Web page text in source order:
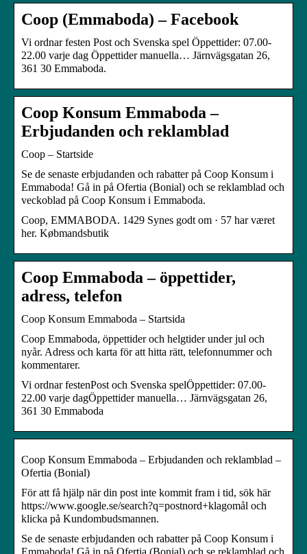
Coop (Emmaboda) – Facebook
Vi ordnar festen Post och Svenska spel Öppettider: 07.00-
22.00 varje dag Öppettider manuella… Järnvägsgatan 26,
361 30 Emmaboda.
Coop Konsum Emmaboda –
Erbjudanden och reklamblad
Coop – Startside
Se de senaste erbjudanden och rabatter på Coop Konsum i
Emmaboda! Gå in på Ofertia (Bonial) och se reklamblad och
veckoblad på Coop Konsum i Emmaboda.
Coop, EMMABODA. 1429 Synes godt om · 57 har været
her. Købmandsbutik
Coop Emmaboda – öppettider,
adress, telefon
Coop Konsum Emmaboda – Startsida
Coop Emmaboda, öppettider och helgtider under jul och
nyår. Adress och karta för att hitta rätt, telefonnummer och
kommentarer.
Vi ordnar festenPost och Svenska spelÖppettider: 07.00-
22.00 varje dagÖppettider manuella… Järnvägsgatan 26,
361 30 Emmaboda
Coop Konsum Emmaboda – Erbjudanden och reklamblad –
Ofertia (Bonial)
För att få hjälp när din post inte kommit fram i tid, sök här
https://www.google.se/search?q=postnord+klagomål och
klicka på Kundombudsmannen.
Se de senaste erbjudanden och rabatter på Coop Konsum i
Emmaboda! Gå in på Ofertia (Bonial) och se reklamblad och